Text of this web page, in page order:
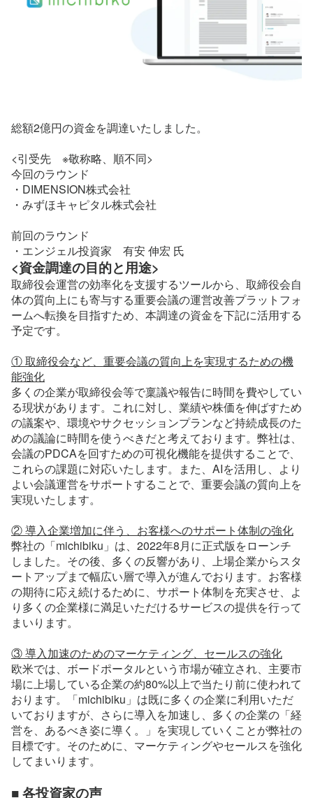
総額2億円の資金を調達いたしました。
<引受先　※敬称略、順不同>
今回のラウンド
・DIMENSION株式会社
・みずほキャピタル株式会社
前回のラウンド
・エンジェル投資家　有安 伸宏 氏
<資金調達の目的と用途>
取締役会運営の効率化を支援するツールから、取締役会自
体の質向上にも寄与する重要会議の運営改善プラットフォ
ームへ転換を目指すため、本調達の資金を下記に活用する
予定です。
① 取締役会など、重要会議の質向上を実現するための機
能強化
多くの企業が取締役会等で稟議や報告に時間を費やしてい
る現状があります。これに対し、業績や株価を伸ばすため
の議案や、環境やサクセッションプランなど持続成長のた
めの議論に時間を使うべきだと考えております。弊社は、
会議のPDCAを回すための可視化機能を提供することで、
これらの課題に対応いたします。また、AIを活用し、より
よい会議運営をサポートすることで、重要会議の質向上を
実現いたします。
② 導入企業増加に伴う、お客様へのサポート体制の強化
弊社の「michibiku」は、2022年8月に正式版をローンチ
しました。その後、多くの反響があり、上場企業からスタ
ートアップまで幅広い層で導入が進んでおります。お客様
の期待に応え続けるために、サポート体制を充実させ、よ
り多くの企業様に満足いただけるサービスの提供を行って
まいります。
③ 導入加速のためのマーケティング、セールスの強化
欧米では、ボードポータルという市場が確立され、主要市
場に上場している企業の約80%以上で当たり前に使われて
おります。「michibiku」は既に多くの企業に利用いただ
いておりますが、さらに導入を加速し、多くの企業の「経
営を、あるべき姿に導く。」を実現していくことが弊社の
目標です。そのために、マーケティングやセールスを強化
してまいります。
■ 各投資家の声